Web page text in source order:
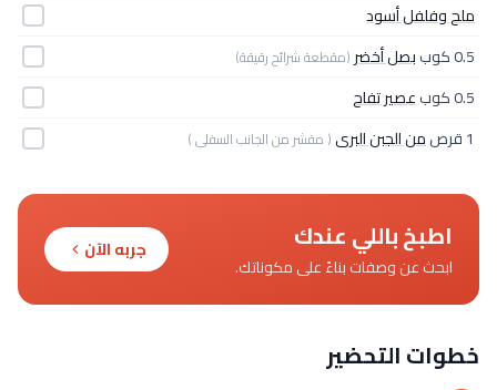
ملح وفلفل أسود
0.5 كوب
بصل أخضر(مقطعة شرائح رقيقة)
0.5 كوب
عصير تفاح
1 قرص
من الجبن البرى( مقشر من الجانب السفلى )
اطبخ باللي عندك
ابحث عن وصفات بناءً على مكوناتك.
جربه الآن
خطوات التحضير